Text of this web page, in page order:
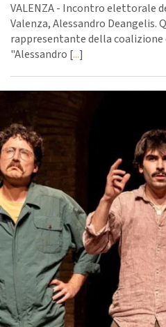
VALENZA - Incontro elettorale
Valenza, Alessandro Deangelis.
rappresentante della
"Alessandro [...]